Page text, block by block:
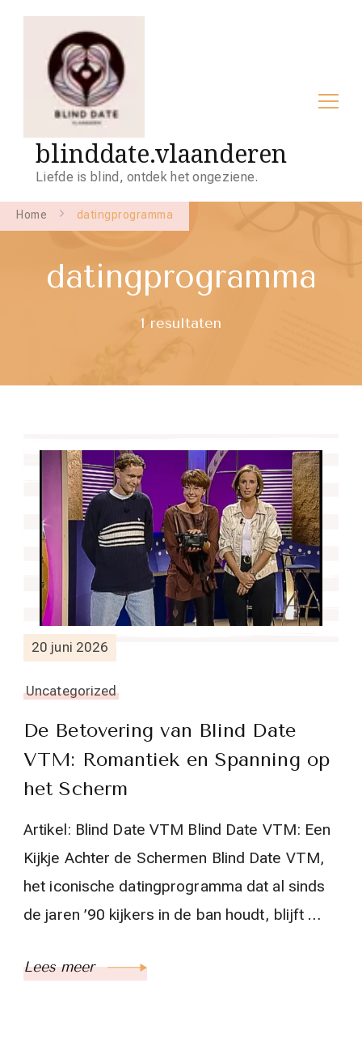
blinddate.vlaanderen
Liefde is blind, ontdek het ongeziene.
Home datingprogramma
datingprogramma
1 resultaten
20 juni 2026
Uncategorized
De Betovering van Blind Date
VTM: Romantiek en Spanning op
het Scherm
Artikel: Blind Date VTM Blind Date VTM: Een
Kijkje Achter de Schermen Blind Date VTM,
het iconische datingprogramma dat al sinds
de jaren ’90 kijkers in de ban houdt, blijft …
Lees meer